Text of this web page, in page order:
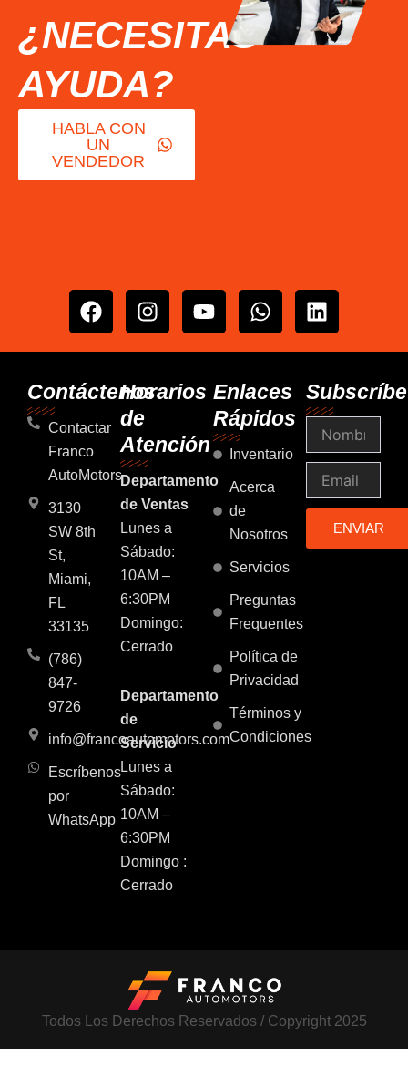
¿NECESITAS
AYUDA?
HABLA CON
UN
VENDEDOR
F
a
b
o
k
I
n
a
a
m
Y
o
u
e
W
h
s
a
p
p
L
i
e
d
n
Contáctenos
Contactar
Franco
AutoMotors
3130
SW 8th
St,
Miami,
FL
33135
(786)
847-
9726
info@francoautomotors.com
Escríbenos
por
WhatsApp
Horarios
de
Atención
Departamento
de Ventas
Lunes a
Sábado:
10AM –
6:30PM
Domingo:
Cerrado
Departamento
de
Servicio
Lunes a
Sábado:
10AM –
6:30PM
Domingo :
Cerrado
Enlaces
Rápidos
Inventario
Acerca
de
Nosotros
Servicios
Preguntas
Frequentes
Política de
Privacidad
Términos y
Condiciones
ENVIAR
Todos Los Derechos Reservados / Copyright 2025